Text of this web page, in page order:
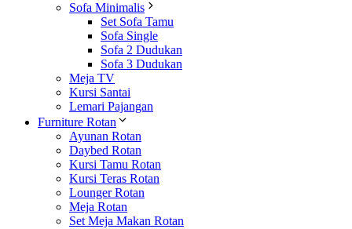
Sofa Minimalis
Set Sofa Tamu
Sofa Single
Sofa 2 Dudukan
Sofa 3 Dudukan
Meja TV
Kursi Santai
Lemari Pajangan
Furniture Rotan
Ayunan Rotan
Daybed Rotan
Kursi Tamu Rotan
Kursi Teras Rotan
Lounger Rotan
Meja Rotan
Set Meja Makan Rotan